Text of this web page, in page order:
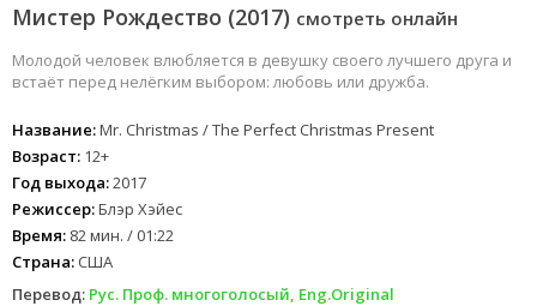
Мистер Рождество (2017) смотреть онлайн
Молодой человек влюбляется в девушку своего лучшего друга и
встаёт перед нелёгким выбором: любовь или дружба.
Название:Mr. Christmas / The Perfect Christmas Present
Возраст: 12+
Год выхода:2017
Режиссер:Блэр Хэйес
Время: 82 мин. / 01:22
Страна: США
Перевод: Рус. Проф. многоголосый, Eng.Original